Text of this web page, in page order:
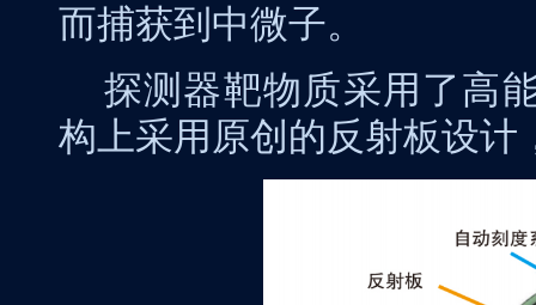
而捕获到中微子。
探测器靶物质采用了高
构上采用原创的反射板设